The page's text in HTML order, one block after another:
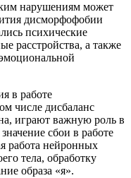
нарушениям может
дисморфофобии
психические
расстройства, а также
в работе
числе дисбаланс
играют важную роль в
сбои в работе
работа нейронных
тела, обработку
образа «я».